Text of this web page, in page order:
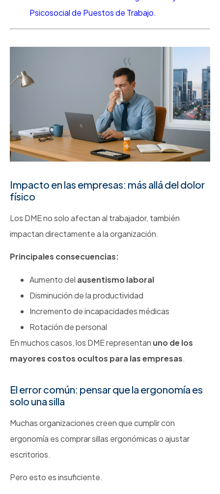
Psicosocial de Puestos de Trabajo.
Impacto en las empresas: más allá del dolor
físico
Los DME no solo afectan al trabajador, también
impactan directamente a la organización.
Principales consecuencias:
Aumento del ausentismo laboral
Disminución de la productividad
Incremento de incapacidades médicas
Rotación de personal
En muchos casos, los DME representan uno de los
mayores costos ocultos para las empresas.
El error común: pensar que la ergonomía es
solo una silla
Muchas organizaciones creen que cumplir con
ergonomía es comprar sillas ergonómicas o ajustar
escritorios.
Pero esto es insuficiente.